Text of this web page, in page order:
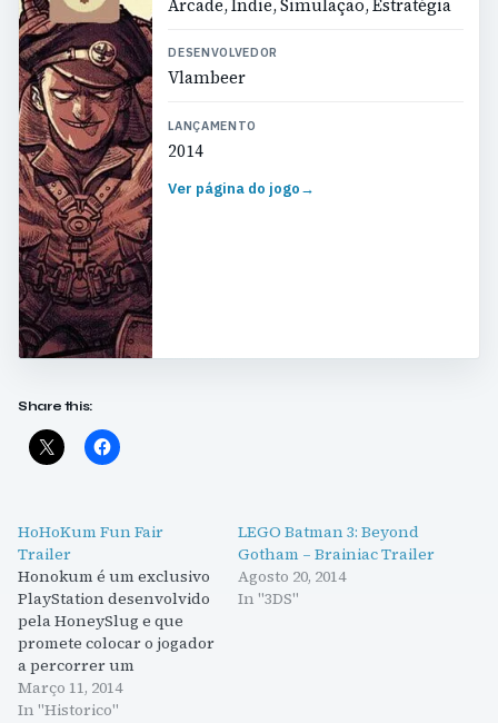
Arcade, Indie, Simulação, Estratégia
DESENVOLVEDOR
Vlambeer
LANÇAMENTO
2014
Ver página do jogo→
Share this:
HoHoKum Fun Fair
Trailer
Honokum é um exclusivo
PlayStation desenvolvido
pela HoneySlug e que
promete colocar o jogador
a percorrer um
fascinante universo
colorido. A HoneySlug
Março 11, 2014
In "Historico"
LEGO Batman 3: Beyond
Gotham – Brainiac Trailer
Agosto 20, 2014
In "3DS"